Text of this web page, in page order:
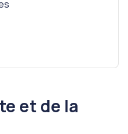
et de la